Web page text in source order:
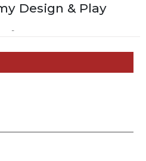
Design & Play
-